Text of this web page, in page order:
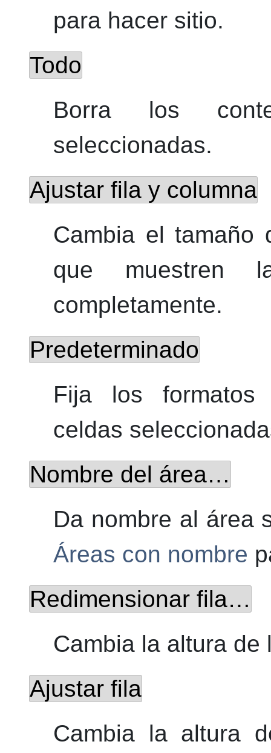
para hacer sitio.
Todo
Borra los
seleccionadas.
Ajustar fila y columna
Cambia el
que muestren
completamente.
Predeterminado
Fija los formatos
celdas
Nombre del área…
Da nombre al área
Áreas con nombre
Redimensionar fila…
Cambia la altura
Ajustar fila
Cambia la altura